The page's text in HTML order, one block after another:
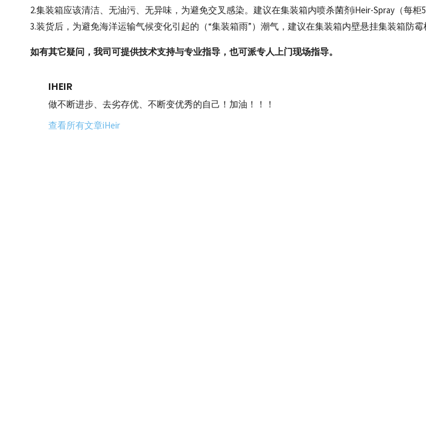
2.集装箱应该清洁、无油污、无异味，为避免交叉感染。建议在集装箱内喷杀菌剂iHeir-Spray（每柜
3.装货后，为避免海洋运输气候变化引起的（“集装箱雨”）潮气，建议在集装箱内壁悬挂集装箱防霉
如有其它疑问，我司可提供技术支持与专业指导，也可派专人上门现场指导。
IHEIR
做不断进步、去劣存优、不断变优秀的自己！加油！！！
查看所有文章iHeir